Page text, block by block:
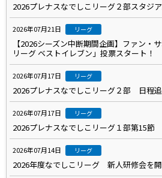
2026プレナスなでしこリーグ２部スタジ
2026年07月21日 リーグ
【2026シーズン中断期間企画】ファン・
リーグ ベストイレブン」投票スタート！
2026年07月17日 リーグ
2026プレナスなでしこリーグ２部 日程
2026年07月17日 リーグ
2026プレナスなでしこリーグ１部第15
2026年07月14日 リーグ
2026年度なでしこリーグ 新人研修会を